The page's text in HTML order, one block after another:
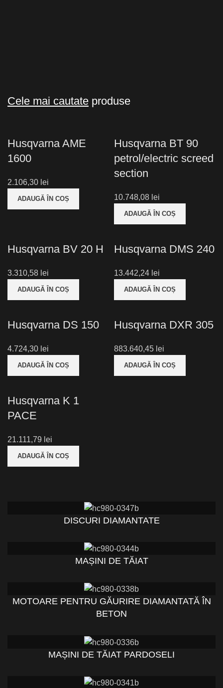
Cele mai cautate produse
Husqvarna AME
1600
2.106,30 lei
ADAUGĂ ÎN COȘ
Husqvarna BT 90
petrol/electric screed
section
10.748,08 lei
ADAUGĂ ÎN COȘ
Husqvarna BV 20 H
3.310,58 lei
ADAUGĂ ÎN COȘ
Husqvarna DMS 240
13.442,24 lei
ADAUGĂ ÎN COȘ
Husqvarna DS 150
4.724,30 lei
ADAUGĂ ÎN COȘ
Husqvarna DXR 305
883.640,45 lei
ADAUGĂ ÎN COȘ
Husqvarna K 1
PACE
21.111,79 lei
ADAUGĂ ÎN COȘ
DISCURI DIAMANTATE
MAȘINI DE TĂIAT
MOTOARE PENTRU GĂURIRE DIAMANTATĂ ÎN
BETON
MAȘINI DE TĂIAT PARDOSELI